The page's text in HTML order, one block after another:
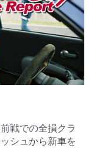
前戦での全損クラ
ッシュから新車を